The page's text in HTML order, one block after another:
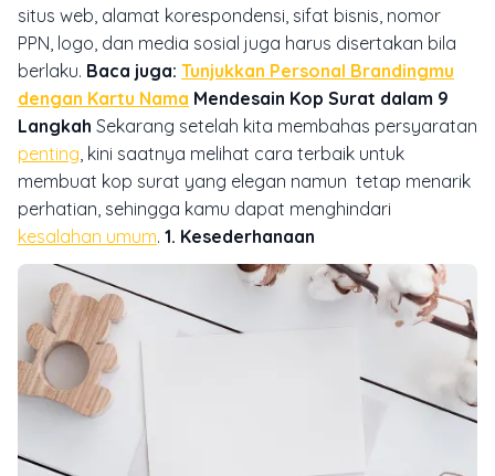
situs web, alamat korespondensi, sifat bisnis, nomor
PPN, logo, dan media sosial juga harus disertakan bila
berlaku. Baca juga: Tunjukkan Personal Brandingmu
dengan Kartu Nama Mendesain Kop Surat dalam 9
Langkah Sekarang setelah kita membahas persyaratan
penting , kini saatnya melihat cara terbaik untuk
membuat kop surat yang elegan namun tetap menarik
perhatian, sehingga kamu dapat menghindari
kesalahan umum. 1. Kesederhanaan